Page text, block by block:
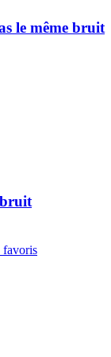
le même bruit
bruit
favoris